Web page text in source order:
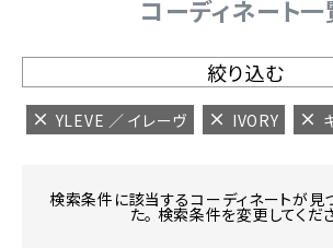
コーディネート一
絞り込む
YLEVE ／ イレーヴ IVORY
検索条件に該当するコーディネートが見
た。 検索条件を変更してくだ